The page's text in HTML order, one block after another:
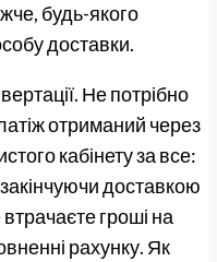
будь-якого
доставки.
Не потрібно
отриманий через
кабінету за все:
доставкою
гроші на
рахунку. Як